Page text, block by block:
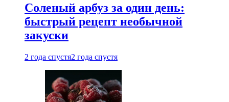
Соленый арбуз за один день:
быстрый рецепт необычной
закуски
2 года спустя2 года спустя